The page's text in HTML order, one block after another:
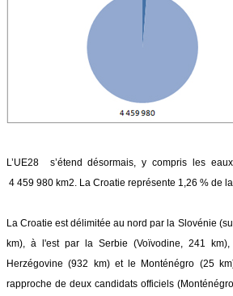
L’UE28 s’étend désormais, y compris les
4 459 980 km2. La Croatie représente 1,26 % de
La Croatie est délimitée au nord par la Slovénie
km), à l'est par la Serbie (Voïvodine, 241
Herzégovine (932 km) et le Monténégro (25
rapproche de deux candidats officiels